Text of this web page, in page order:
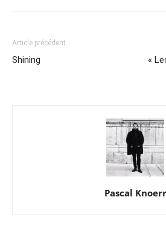
Article précédent
Shining
«
Pascal Knoerr